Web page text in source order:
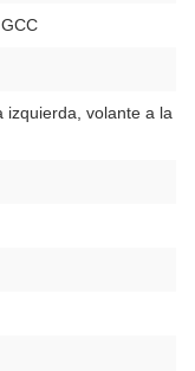
izquierda, volante a la